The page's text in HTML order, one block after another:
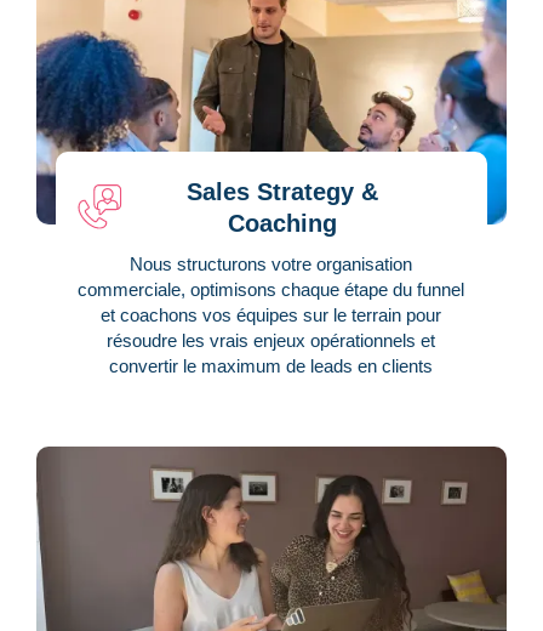
Sales Strategy &
Coaching
Nous structurons votre organisation
commerciale, optimisons chaque étape du funnel
et coachons vos équipes sur le terrain pour
résoudre les vrais enjeux opérationnels et
convertir le maximum de leads en clients